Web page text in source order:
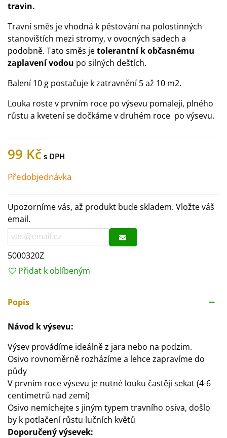
travin.
Travní směs je vhodná k pěstování na polostinných
stanovištích mezi stromy, v ovocných sadech a
podobně. Tato směs jetolerantní k občasnému
zaplavení vodou po silných deštích.
Balení 10 g postačuje k zatravnění 5 až 10 m2.
Louka roste v prvním roce po výsevu pomaleji, plného
růstu a kvetení se dočkáme v druhém roce po výsevu.
99 Kč
Předobjednávka
Upozorníme vás, až produkt bude skladem. Vložte váš
email.
5000320Z
Přidat k oblíbeným
Popis
Návod k výsevu:
Výsev provádíme ideálně z jara nebo na podzim.
Osivo rovnoměrně rozházíme a lehce zapravíme do
půdy
V prvním roce výsevu je nutné louku častěji sekat (4-6
centimetrů nad zemí)
Osivo nemíchejte s jiným typem travního osiva, došlo
by k potlačení růstu lučních květů
Doporučený výsevek: